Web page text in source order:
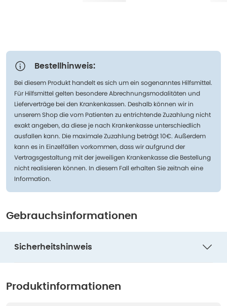
Bestellhinweis:
Bei diesem Produkt handelt es sich um ein sogenanntes Hilfsmittel.
Für Hilfsmittel gelten besondere Abrechnungsmodalitäten und
Lieferverträge bei den Krankenkassen. Deshalb können wir in
unserem Shop die vom Patienten zu entrichtende Zuzahlung nicht
exakt angeben, da diese je nach Krankenkasse unterschiedlich
ausfallen kann. Die maximale Zuzahlung beträgt 10€. Außerdem
kann es in Einzelfällen vorkommen, dass wir aufgrund der
Vertragsgestaltung mit der jeweiligen Krankenkasse die Bestellung
nicht realisieren können. In diesem Fall erhalten Sie zeitnah eine
Information.
Gebrauchsinformationen
Sicherheitshinweis
Produktinformationen